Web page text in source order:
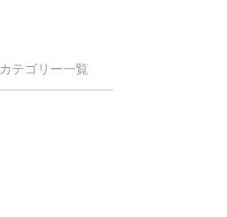
カテゴリー一覧